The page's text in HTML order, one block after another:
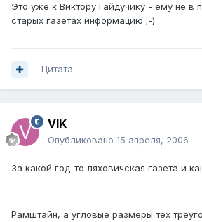
Это уже к Виктору Гайдучику - ему не в
старых газетах информацию ;-)
Цитата
VIK
Опубликовано 15 апреля, 2006
За какой год-то ляховичская газета и
Рамштайн, а угловые размеры тех